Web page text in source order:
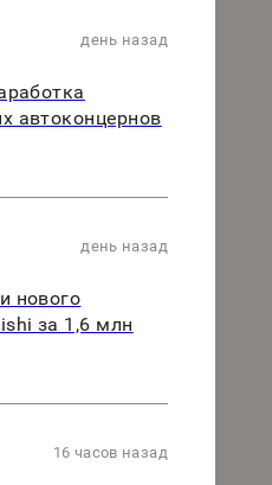
день назад
автоконцернов
день назад
нового
за 1,6 млн
16 часов назад